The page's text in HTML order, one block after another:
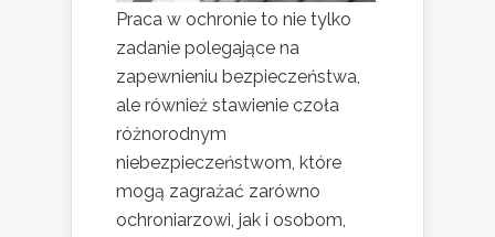
Praca w ochronie to nie tylko
zadanie polegające na
zapewnieniu bezpieczeństwa,
ale również stawienie czoła
różnorodnym
niebezpieczeństwom, które
mogą zagrażać zarówno
ochroniarzowi, jak i osobom,